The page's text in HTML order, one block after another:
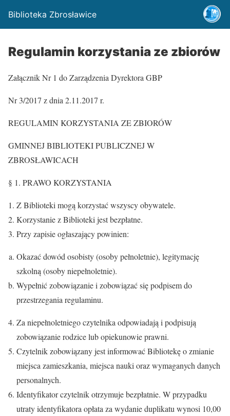
Biblioteka Zbrosławice
Regulamin korzystania ze zbiorów
Załącznik Nr 1 do Zarządzenia Dyrektora GBP
Nr 3/2017 z dnia 2.11.2017 r.
REGULAMIN KORZYSTANIA ZE ZBIORÓW
GMINNEJ BIBLIOTEKI PUBLICZNEJ W
ZBROSŁAWICACH
§ 1. PRAWO KORZYSTANIA
Z Biblioteki mogą korzystać wszyscy obywatele.
Korzystanie z Biblioteki jest bezpłatne.
Przy zapisie ogłaszający powinien:
Okazać dowód osobisty (osoby pełnoletnie), legitymację
szkolną (osoby niepełnoletnie).
Wypełnić zobowiązanie i zobowiązać się podpisem do
przestrzegania regulaminu.
Za niepełnoletniego czytelnika odpowiadają i podpisują
zobowiązanie rodzice lub opiekunowie prawni.
Czytelnik zobowiązany jest informować Bibliotekę o zmianie
miejsca zamieszkania, miejsca nauki oraz wymaganych danych
personalnych.
Identyfikator czytelnik otrzymuje bezpłatnie. W przypadku
utraty identyfikatora opłata za wydanie duplikatu wynosi 10,00